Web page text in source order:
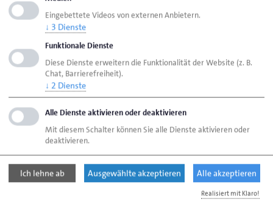
Handwerkskammer Oldenburg
Ansprechpartner
Überbetriebliche Lehrlingsunterweisung
(Feinwerkmechaniker und Metallbauer)
Handwerkskammer Oldenburg
Theaterwall 32
26122 Oldenburg
Eingebettete Videos von externen Anbietern.
↓ 3 Dienste
Funktionale Dienste
Diese Dienste erweitern die Funktionalität der Website (z. B.
Chat, Barrierefreiheit).
↓ 2 Dienste
Alle Dienste aktivieren oder deaktivieren
Mit diesem Schalter können Sie alle Dienste aktivieren oder
deaktivieren.
Ich lehne ab Ausgewählte akzeptieren Alle akzeptieren
Realisiert mit Klaro!